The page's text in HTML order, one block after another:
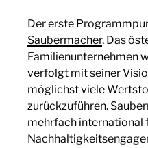
Der erste
Saubermacher. Das
Familienunternehmen
verfolgt mit seiner
möglichst viele
zurückzuführen.
mehrfach international